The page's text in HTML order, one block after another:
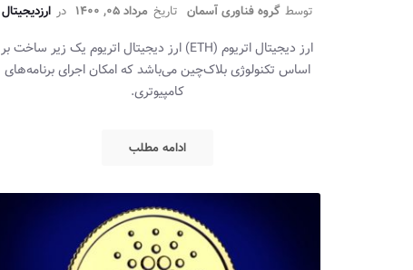
توسط گروه فناوری آسمان تاریخ مرداد 05, 1400 در ارزدیجیتال
ارز دیجیتال اتریوم (ETH) ارز دیجیتال اتریوم یک زیر ساخت بر
اساس تکنولوژی بلاک‌چین می‌باشد که امکان اجرای برنامه‌های
کامپیوتری.
ادامه مطلب